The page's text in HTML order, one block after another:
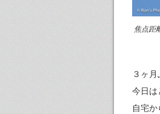
焦点距
３ヶ
今日は
自宅